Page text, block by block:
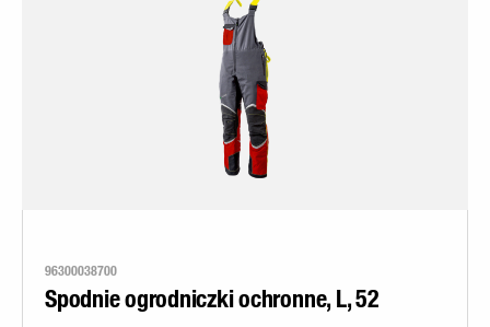
96300038700
Spodnie ogrodniczki ochronne, L, 52